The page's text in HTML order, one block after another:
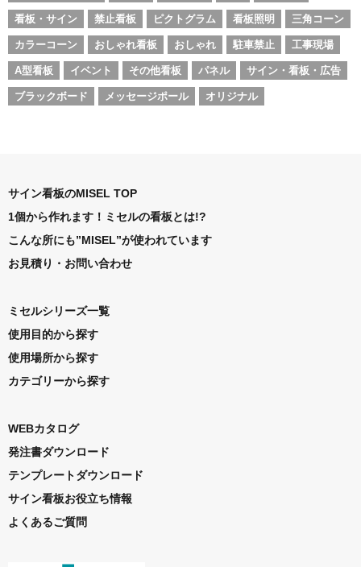
看板・サイン 禁止看板 ピクトグラム 看板照明 三角コーン
カラーコーン おしゃれ看板 おしゃれ 駐車禁止 工事現場
A型看板 イベント その他看板 パネル サイン・看板・広告
ブラックボード メッセージポール オリジナル
サイン看板のMISEL TOP
1個から作れます！ミセルの看板とは!?
こんな所にも”MISEL”が使われています
お見積り・お問い合わせ
ミセルシリーズ一覧
使用目的から探す
使用場所から探す
カテゴリーから探す
WEBカタログ
発注書ダウンロード
テンプレートダウンロード
サイン看板お役立ち情報
よくあるご質問